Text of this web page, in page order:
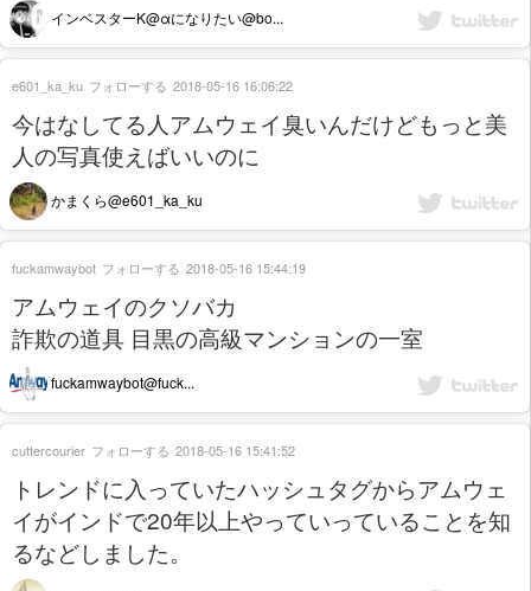
インベスターK@αになりたい@bo...
今はなしてる人アムウェイ臭いんだけどもっと美
人の写真使えばいいのに
かまくら@e601_ka_ku
e601_ka_ku フォローする 2018-05-16 16:06:22
アムウェイのクソバカ
詐欺の道具 目黒の高級マンションの一室
fuckamwaybot@fuck...
fuckamwaybot フォローする 2018-05-16 15:44:19
トレンドに入っていたハッシュタグからアムウェ
イがインドで20年以上やっていっていることを知
るなどしました。
cuttercourier フォローする 2018-05-16 15:41:52